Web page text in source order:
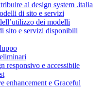
al design system .italia
di sito e servizi
dei modelli
sito e servizi disponibili
responsivo e accessibile
enhancement e Graceful